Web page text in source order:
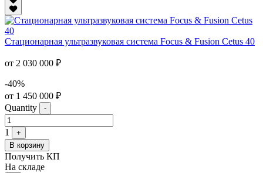
Стационарная ультразвуковая система Focus & Fusion Cetus 40
от 2 030 000 ₽
-40%
от 1 450 000 ₽
Quantity
-
1
+
В корзину
Получить КП
На складе